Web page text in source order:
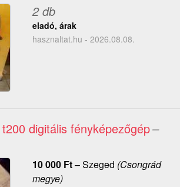
2 db
eladó, árak
hasznaltat.hu - 2026.08.08.
digitális fényképezőgép–
10 000 Ft–Szeged (Csongrád
megye)